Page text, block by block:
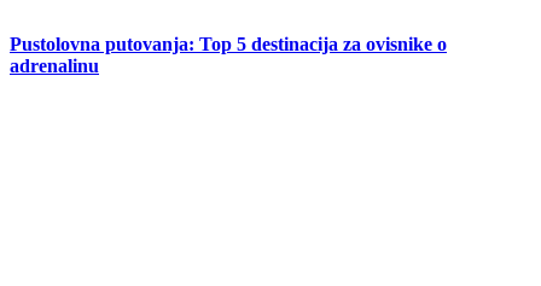
Pustolovna putovanja: Top 5 destinacija za ovisnike o
adrenalinu